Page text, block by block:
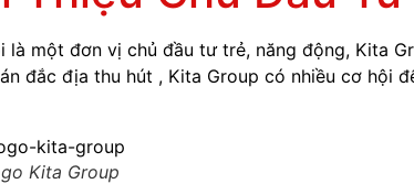
là một đơn vị chủ đầu tư trẻ, năng động, Kita
đắc địa thu hút , Kita Group có nhiều cơ hội
Kita Group